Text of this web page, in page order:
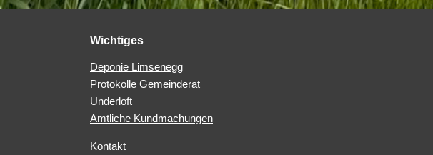
Wichtiges
Deponie Limsenegg
Protokolle Gemeinderat
Underloft
Amtliche Kundmachungen
Kontakt